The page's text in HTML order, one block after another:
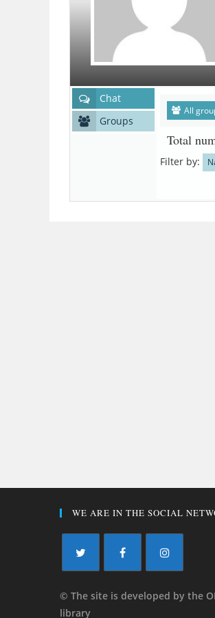
Chat
Groups
All
Total
Filter by:
WE ARE IN THE SOCIAL
© The site is developed by the
library